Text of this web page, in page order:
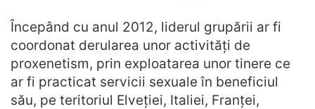
Începând cu anul 2012, liderul grupării ar fi
coordonat derularea unor activități de
proxenetism, prin exploatarea unor tinere ce
ar fi practicat servicii sexuale în beneficiul
său, pe teritoriul Elveției, Italiei, Franței,